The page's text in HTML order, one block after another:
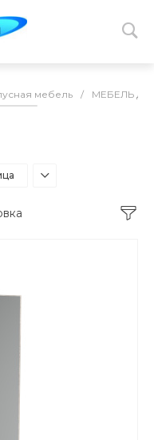
мебель / МЕБЕЛЬ